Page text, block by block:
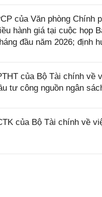
của Văn phòng Chính
hành giá tại cuộc họp
đầu năm 2026; định
của Bộ Tài chính về
tư công nguồn ngân
của Bộ Tài chính về